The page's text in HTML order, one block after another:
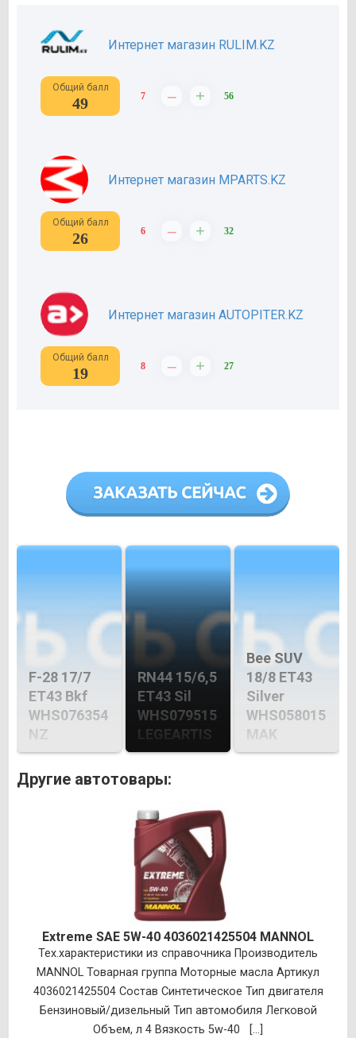
Интернет магазин RULIM.KZ
Общий балл
49 7 – + 56
Интернет магазин MPARTS.KZ
Общий балл
26 6 – + 32
Интернет магазин AUTOPITER.KZ
Общий балл
19 8 – + 27
F-28 17/7
ET43 Bkf
WHS076354
NZ
RN44 15/6,5
ET43 Sil
WHS079515
LEGEARTIS
Bee SUV
18/8 ET43
Silver
WHS058015
MAK
Другие автотовары:
Extreme SAE 5W-40 4036021425504 MANNOL
Тех.характеристики из справочника Производитель
MANNOL Товарная группа Моторные масла Артикул
4036021425504 Состав Синтетическое Тип двигателя
Бензиновый/дизельный Тип автомобиля Легковой
Объем, л 4 Вязкость 5w-40 [...]